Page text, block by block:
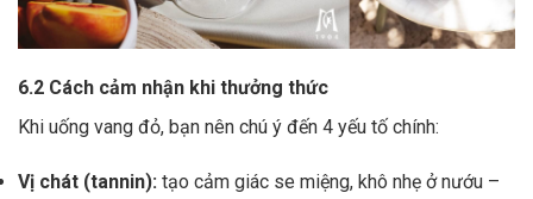
6.2 Cách cảm nhận khi thưởng thức
Khi uống vang đỏ, bạn nên chú ý đến 4 yếu tố chính:
Vị chát (tannin): tạo cảm giác se miệng, khô nhẹ ở nướu –